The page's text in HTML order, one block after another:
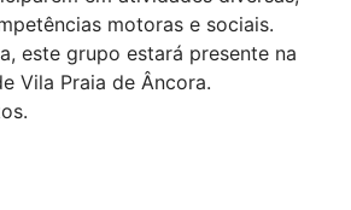
motoras e sociais.
este grupo estará presente na
Vila Praia de Âncora.